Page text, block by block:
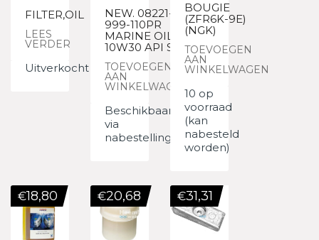
FILTER,OIL
LEES
VERDER
Uitverkocht
NEW. 08221-
999-110PR
MARINE OIL
10W30 API SJ
TOEVOEGEN
AAN
WINKELWAGEN
Beschikbaar
via
nabestelling
BOUGIE
(ZFR6K-9E)
(NGK)
TOEVOEGEN
AAN
WINKELWAGEN
10 op
voorraad
(kan
nabesteld
worden)
€18,80 €20,68 €31,31